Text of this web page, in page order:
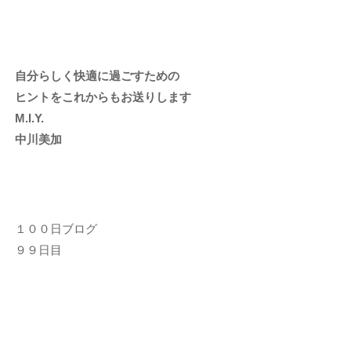
自分らしく快適に過ごすための
ヒントをこれからもお送りします
M.I.Y.
中川美加
１００日ブログ
９９日目